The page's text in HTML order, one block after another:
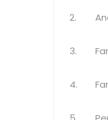
2.
3.
4.